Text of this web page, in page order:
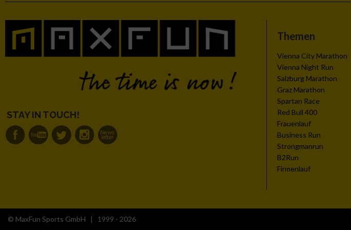
STAY IN TOUCH!
Themen
Vienna City Marathon
Vienna Night Run
Salzburg Marathon
Graz Marathon
Spartan Race
Red Bull 400
Frauenlauf
Business Run
Strongmanrun
B2Run
Firmenlauf
© MaxFun Sports GmbH | 1999 - 2026